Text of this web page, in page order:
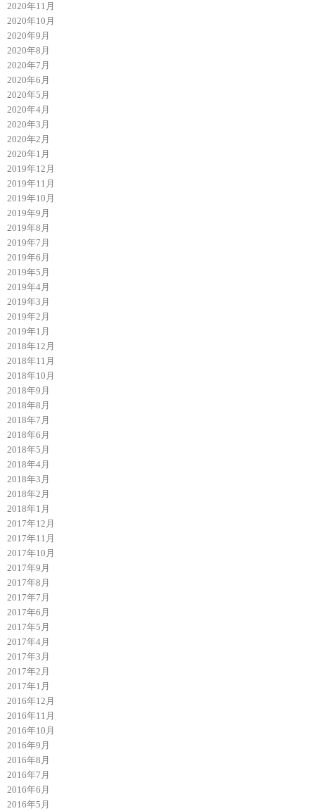
2020年11月
2020年10月
2020年9月
2020年8月
2020年7月
2020年6月
2020年5月
2020年4月
2020年3月
2020年2月
2020年1月
2019年12月
2019年11月
2019年10月
2019年9月
2019年8月
2019年7月
2019年6月
2019年5月
2019年4月
2019年3月
2019年2月
2019年1月
2018年12月
2018年11月
2018年10月
2018年9月
2018年8月
2018年7月
2018年6月
2018年5月
2018年4月
2018年3月
2018年2月
2018年1月
2017年12月
2017年11月
2017年10月
2017年9月
2017年8月
2017年7月
2017年6月
2017年5月
2017年4月
2017年3月
2017年2月
2017年1月
2016年12月
2016年11月
2016年10月
2016年9月
2016年8月
2016年7月
2016年6月
2016年5月